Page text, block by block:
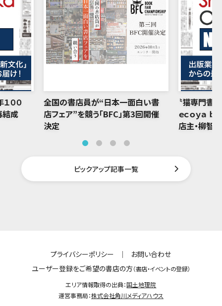
００
結成
全国の書店員が“日本一面白い書
店フェア”を競う「BFC」第3回開催
決定
〝猫専門書
ｅｃｏｙａ ｂ
店主・柳智
ピックアップ記事一覧
プライバシーポリシー ｜
お問い合わせ
ユーザー登録をご希望の書店の方（書店・イベントの登録）
エリア情報取得の出典：国土地理院
運営事務局：株式会社角川メディアハウス